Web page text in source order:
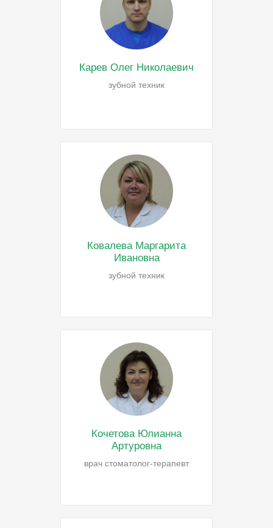
Карев Олег Николаевич
зубной техник
Ковалева Маргарита
Ивановна
зубной техник
Кочетова Юлианна
Артуровна
врач стоматолог-терапевт